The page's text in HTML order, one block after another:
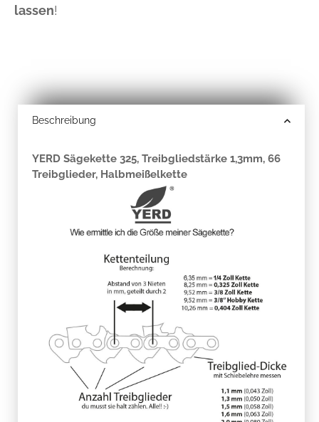
lassen!
Beschreibung
YERD Sägekette 325, Treibgliedstärke 1,3mm, 66
Treibglieder, Halbmeißelkette